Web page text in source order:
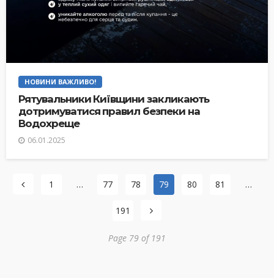
НОВИНИ ВАЖЛИВО!
Рятувальники Київщини закликають
дотримуватися правил безпеки на
Водохреще
06.01.2025
1 … 77 78 79 80 81 …
191
Page 79 of 191